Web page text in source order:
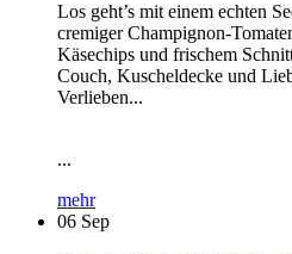
Los geht’s mit einem echten
cremiger Champignon-
Käsechips und frischem
Couch, Kuscheldecke und
Verlieben...
...
mehr
06 Sep